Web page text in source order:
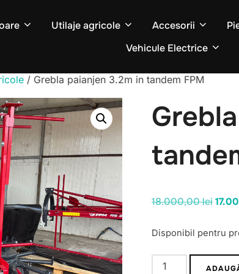
Utilaje agricole Accesorii
Vehicule Electrice
/ Grebla paianjen 3.2m in tandem FPM
18.000,00lei
a
fost:
Disponibil pentru
Cantitate